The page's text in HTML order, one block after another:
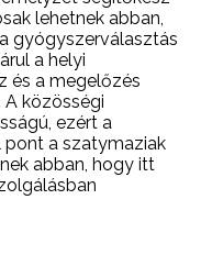
lehetnek abban,
gyógyszerválasztás
a helyi
és a megelőzés
közösségi
ezért a
a szatymaziak
abban, hogy itt